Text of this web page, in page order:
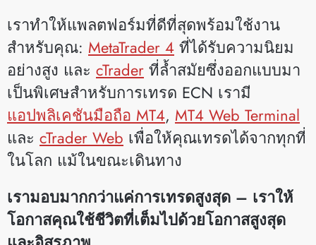
เราทำให้แพลตฟอร์มที่ดีที่สุดพร้อมใช้งาน
สำหรับคุณ: MetaTrader 4 ที่ได้รับความนิยม
อย่างสูง และ cTrader ที่ล้ำสมัยซึ่งออกแบบมา
เป็นพิเศษสำหรับการเทรด ECN เรามี
แอปพลิเคชันมือถือ MT4, MT4 Web Terminal
และ cTrader Web เพื่อให้คุณเทรดได้จากทุกที่
ในโลก แม้ในขณะเดินทาง
เรามอบมากกว่าแค่การเทรดสูงสุด – เราให้
โอกาสคุณใช้ชีวิตที่เต็มไปด้วยโอกาสสูงสุด